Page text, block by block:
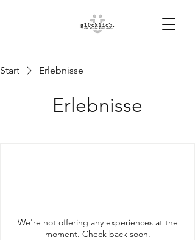
Start Erlebnisse
Erlebnisse
We're not offering any experiences at the
moment. Check back soon.